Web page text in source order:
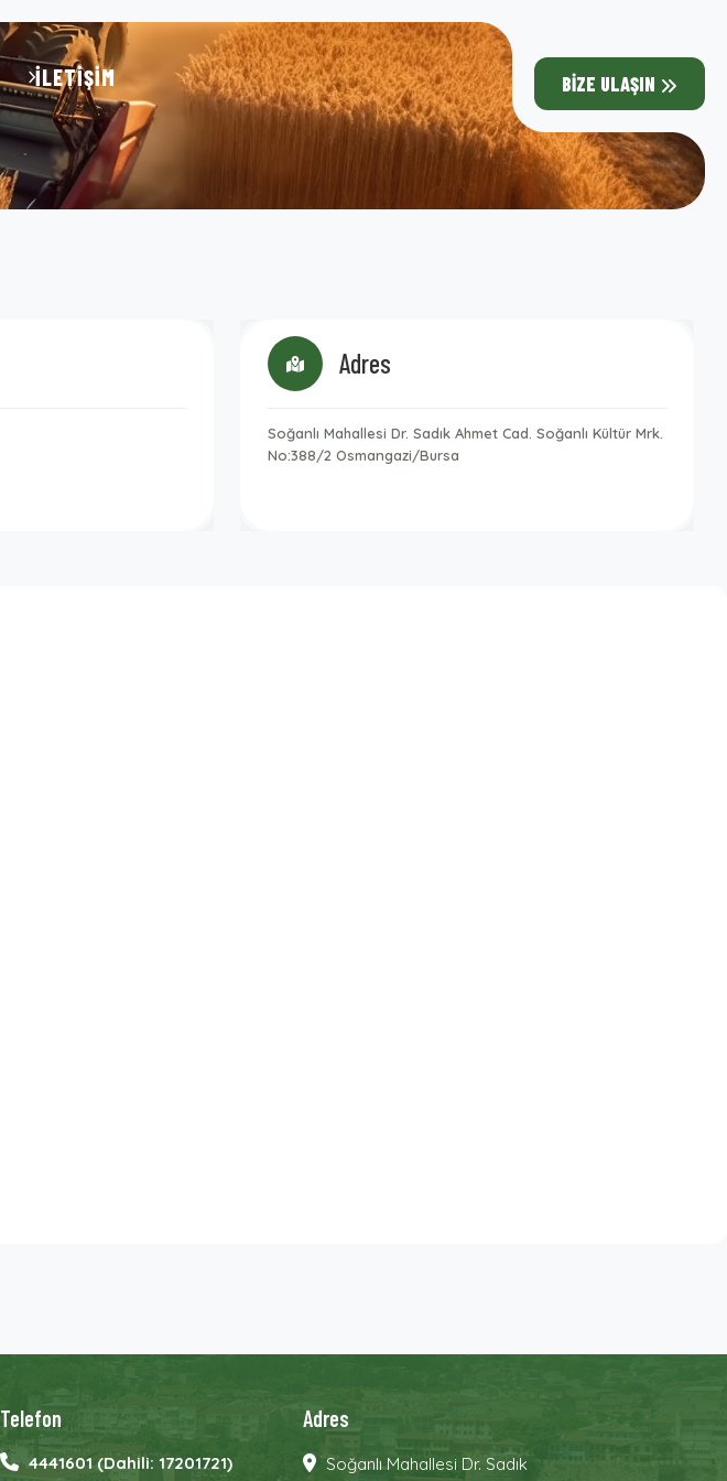
İLETIŞIM BIZE ULAŞIN
Adres
Soğanlı Mahallesi Dr. Sadık Ahmet Cad. Soğanlı Kültür Mrk.
No:388/2 Osmangazi/Bursa
Telefon
4441601 (Dahili: 17201721)
Adres
Soğanlı Mahallesi Dr. Sadık